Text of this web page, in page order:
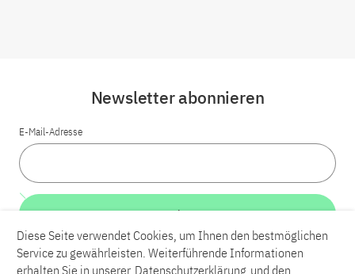
Newsletter abonnieren
E-Mail-Adresse
Weiter
Diese Seite verwendet Cookies, um Ihnen den bestmöglichen
Service zu gewährleisten. Weiterführende Informationen
erhalten Sie in unserer Datenschutzerklärung und den